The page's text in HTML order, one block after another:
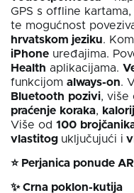
GPS s offline
te mogućnost
hrvatskom jeziku.
iPhone uređajima.
Health aplikacijama.
funkcijom always-on.
Bluetooth pozivi, više
praćenje koraka,
Više od 100
vlastitog uključujući i
⭐ Perjanica ponude
✨ Crna poklon-kutija